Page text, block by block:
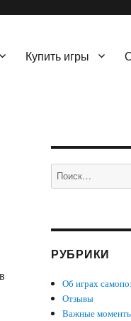
Купить игры
Искать:
РУБРИКИ
Об играх
Отзывы
Важные